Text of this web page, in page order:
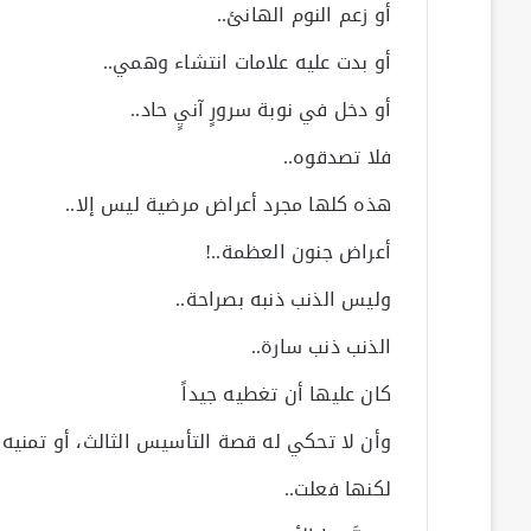
أو زعم النوم الهانئ..
أو بدت عليه علامات انتشاء وهمي..
أو دخل في نوبة سرورٍ آنيٍ حاد..
فلا تصدقوه..
هذه كلها مجرد أعراض مرضية ليس إلا..
أعراض جنون العظمة..!
وليس الذنب ذنبه بصراحة..
الذنب ذنب سارة..
كان عليها أن تغطيه جيداً
وأن لا تحكي له قصة التأسيس الثالث، أو
لكنها فعلت..